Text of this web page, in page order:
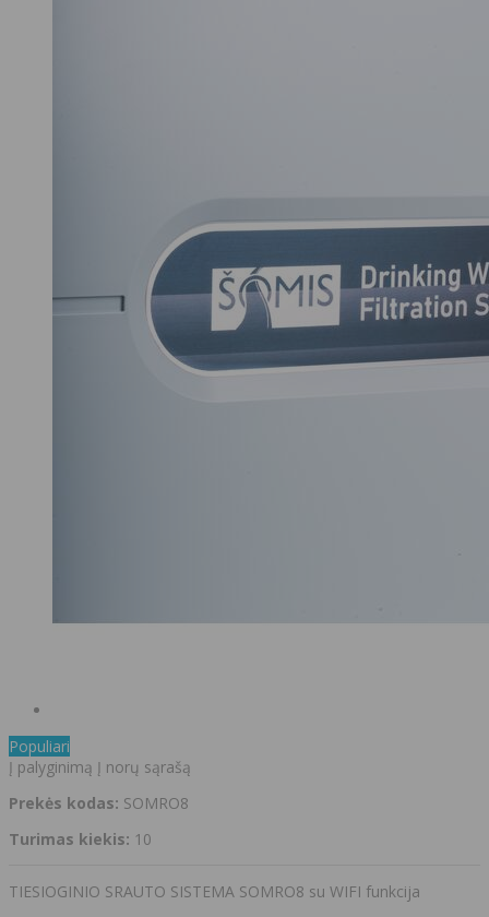
Populiari
Į palyginimą Į norų sąrašą
Prekės kodas: SOMRO8
Turimas kiekis: 10
TIESIOGINIO SRAUTO SISTEMA SOMRO8 su WIFI funkcija